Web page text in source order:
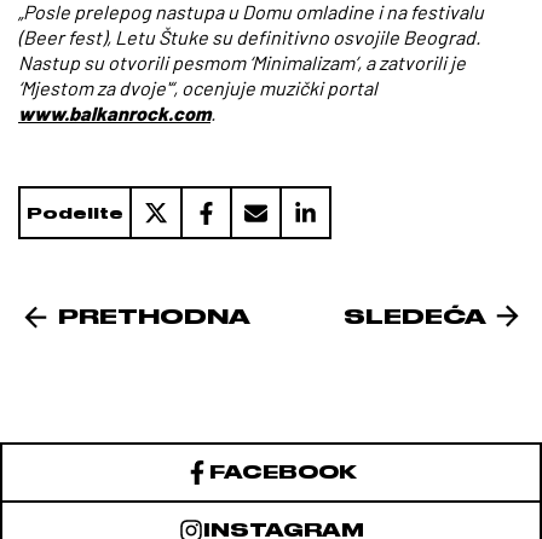
„Posle prelepog nastupa u Domu omladine i na festivalu
(Beer fest), Letu Štuke su definitivno osvojile Beograd.
Nastup su otvorili pesmom ‘Minimalizam’, a zatvorili je
‘Mjestom za dvoje'“, ocenjuje muzički portal
www.balkanrock.com.
Podelite
PRETHODNA SLEDEĆA
FACEBOOK
INSTAGRAM